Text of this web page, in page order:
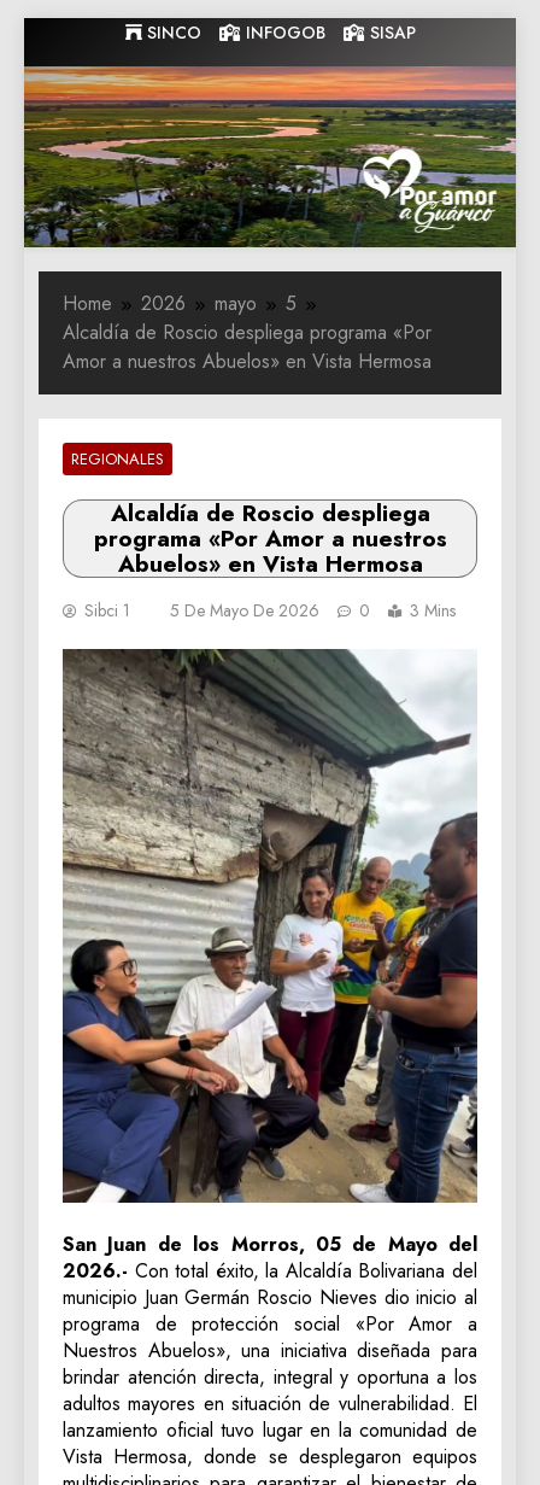
to
content
SINCO INFOGOB SISAP
Gobernacion
de Guarico
Gobernacion de Guarico
Home 2026 mayo
5
Alcaldía de Roscio despliega programa «Por
Amor a nuestros Abuelos» en Vista Hermosa
REGIONALES
Alcaldía de Roscio despliega
programa «Por Amor a nuestros
Abuelos» en Vista Hermosa
Sibci 1 5 De Mayo De 2026 0 3 Mins
San Juan de los Morros, 05 de Mayo del
2026.- Con total éxito, la Alcaldía Bolivariana del
municipio Juan Germán Roscio Nieves dio inicio al
programa de protección social «Por Amor a
Nuestros Abuelos», una iniciativa diseñada para
brindar atención directa, integral y oportuna a los
adultos mayores en situación de vulnerabilidad. El
lanzamiento oficial tuvo lugar en la comunidad de
Vista Hermosa, donde se desplegaron equipos